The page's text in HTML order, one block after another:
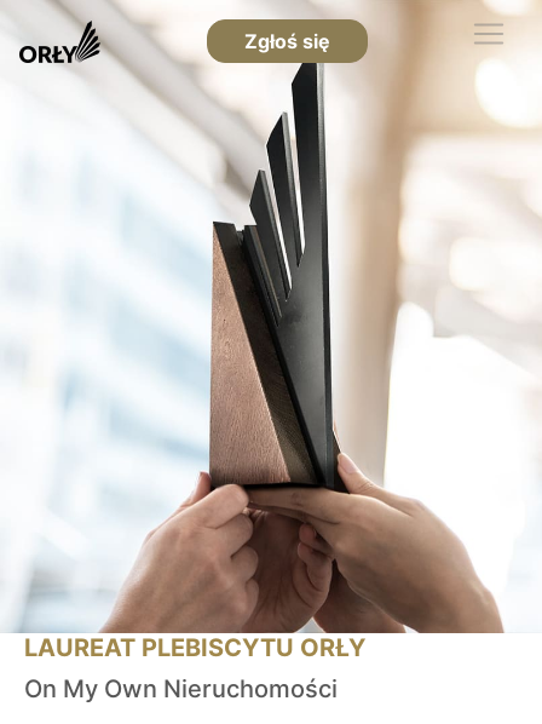
Zgłoś się
LAUREAT PLEBISCYTU ORŁY
On My Own Nieruchomości